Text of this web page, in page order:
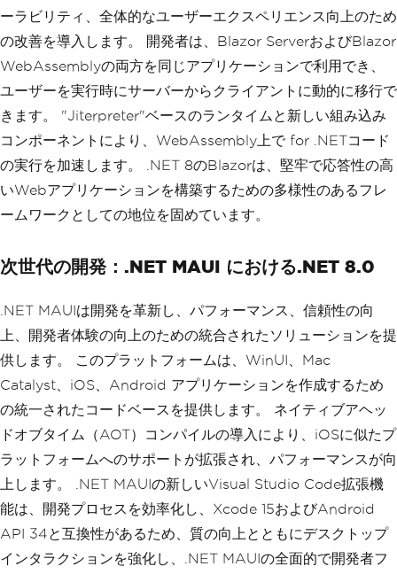
ーラビリティ、全体的なユーザーエクスペリエンス向上のため
の改善を導入します。 開発者は、Blazor ServerおよびBlazor
WebAssemblyの両方を同じアプリケーションで利用でき、
ユーザーを実行時にサーバーからクライアントに動的に移行で
きます。 "Jiterpreter"ベースのランタイムと新しい組み込み
コンポーネントにより、WebAssembly上で for .NETコード
の実行を加速します。 .NET 8のBlazorは、堅牢で応答性の高
いWebアプリケーションを構築するための多様性のあるフレ
ームワークとしての地位を固めています。
次世代の開発：.NET MAUI における.NET 8.0
.NET MAUIは開発を革新し、パフォーマンス、信頼性の向
上、開発者体験の向上のための統合されたソリューションを提
供します。 このプラットフォームは、WinUI、Mac
Catalyst、iOS、Android アプリケーションを作成するため
の統一されたコードベースを提供します。 ネイティブアヘッ
ドオブタイム（AOT）コンパイルの導入により、iOSに似たプ
ラットフォームへのサポートが拡張され、パフォーマンスが向
上します。 .NET MAUIの新しいVisual Studio Code拡張機
能は、開発プロセスを効率化し、Xcode 15およびAndroid
API 34と互換性があるため、質の向上とともにデスクトップ
インタラクションを強化し、.NET MAUIの全面的で開発者フ